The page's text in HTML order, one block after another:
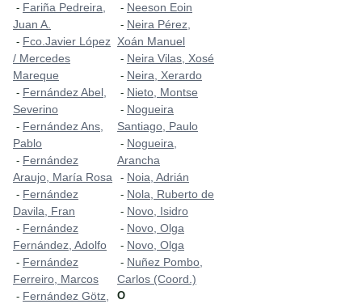
- Fariña Pedreira,
Juan A.
- Fco.Javier López
/ Mercedes
Mareque
- Fernández Abel,
Severino
- Fernández Ans,
Pablo
- Fernández
Araujo, María Rosa
- Fernández
Davila, Fran
- Fernández
Fernández, Adolfo
- Fernández
Ferreiro, Marcos
- Fernández Götz,
- Neeson Eoin
- Neira Pérez,
Xoán Manuel
- Neira Vilas, Xosé
- Neira, Xerardo
- Nieto, Montse
- Nogueira
Santiago, Paulo
- Nogueira,
Arancha
- Noia, Adrián
- Nola, Ruberto de
- Novo, Isidro
- Novo, Olga
- Novo, Olga
- Nuñez Pombo,
Carlos (Coord.)
O